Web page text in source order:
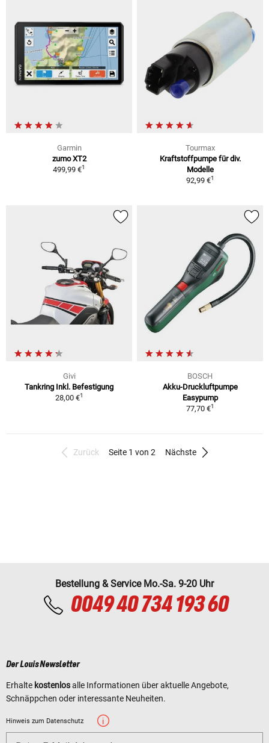
Garmin
zumo XT2
499,99 €1
Tourmax
Kraftstoffpumpe für div.
Modelle
92,99 €1
Givi
Tankring Inkl. Befestigung
28,00 €1
BOSCH
Akku-Druckluftpumpe
Easypump
77,70 €1
Zurück Seite 1 von 2 Nächste
Bestellung & Service Mo.-Sa. 9-20 Uhr
0049 40 734 193 60
Der Louis Newsletter
Erhalte kostenlosalle Informationen über aktuelle Angebote,
Schnäppchen oder interessante Neuheiten.
Hinweis zum Datenschutz